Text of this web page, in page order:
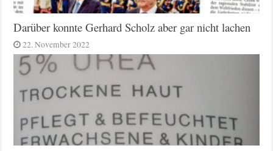
Darüber konnte Gerhard Scholz aber gar nicht lachen
22. November 2022